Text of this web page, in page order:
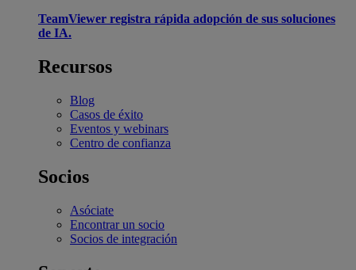
TeamViewer registra rápida adopción de sus soluciones
de IA.
Recursos
Blog
Casos de éxito
Eventos y webinars
Centro de confianza
Socios
Asóciate
Encontrar un socio
Socios de integración